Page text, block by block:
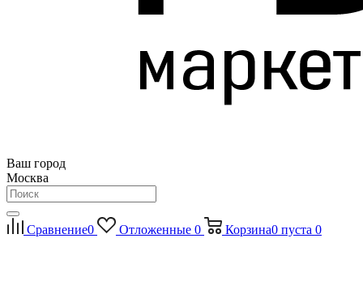
Ваш город
Москва
Сравнение0 Отложенные 0 Корзина0 пуста 0